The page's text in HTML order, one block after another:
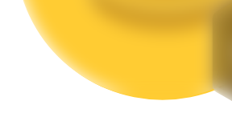
Launchpool
Staking flexible pour gagner des